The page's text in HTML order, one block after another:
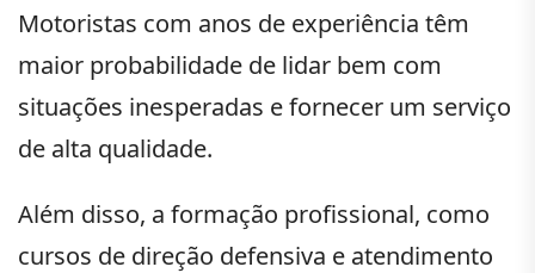
Motoristas com anos de experiência têm
maior probabilidade de lidar bem com
situações inesperadas e fornecer um serviço
de alta qualidade.
Além disso, a formação profissional, como
cursos de direção defensiva e atendimento